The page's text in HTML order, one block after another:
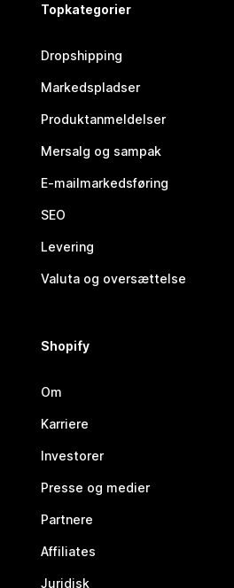
Topkategorier
Dropshipping
Markedspladser
Produktanmeldelser
Mersalg og sampak
E-mailmarkedsføring
SEO
Levering
Valuta og oversættelse
Shopify
Om
Karriere
Investorer
Presse og medier
Partnere
Affiliates
Juridisk